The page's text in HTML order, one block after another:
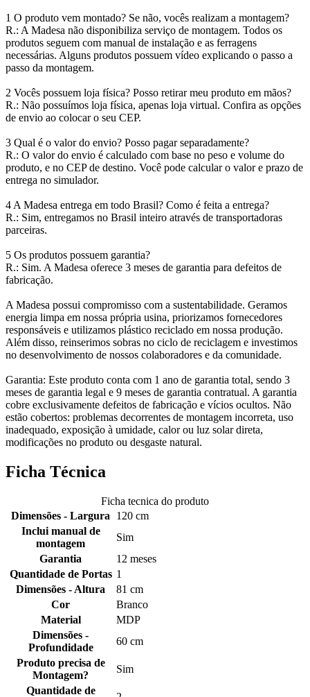
1 O produto vem montado? Se não, vocês realizam a montagem?
R.: A Madesa não disponibiliza serviço de montagem. Todos os
produtos seguem com manual de instalação e as ferragens
necessárias. Alguns produtos possuem vídeo explicando o passo a
passo da montagem.
2 Vocês possuem loja física? Posso retirar meu produto em mãos?
R.: Não possuímos loja física, apenas loja virtual. Confira as opções
de envio ao colocar o seu CEP.
3 Qual é o valor do envio? Posso pagar separadamente?
R.: O valor do envio é calculado com base no peso e volume do
produto, e no CEP de destino. Você pode calcular o valor e prazo de
entrega no simulador.
4 A Madesa entrega em todo Brasil? Como é feita a entrega?
R.: Sim, entregamos no Brasil inteiro através de transportadoras
parceiras.
5 Os produtos possuem garantia?
R.: Sim. A Madesa oferece 3 meses de garantia para defeitos de
fabricação.
A Madesa possui compromisso com a sustentabilidade. Geramos
energia limpa em nossa própria usina, priorizamos fornecedores
responsáveis e utilizamos plástico reciclado em nossa produção.
Além disso, reinserimos sobras no ciclo de reciclagem e investimos
no desenvolvimento de nossos colaboradores e da comunidade.
Garantia: Este produto conta com 1 ano de garantia total, sendo 3
meses de garantia legal e 9 meses de garantia contratual. A garantia
cobre exclusivamente defeitos de fabricação e vícios ocultos. Não
estão cobertos: problemas decorrentes de montagem incorreta, uso
inadequado, exposição à umidade, calor ou luz solar direta,
modificações no produto ou desgaste natural.
Ficha Técnica
Ficha tecnica do produto
Dimensões - Largura
120 cm
Inclui manual de
montagem
Sim
Garantia
12 meses
Quantidade de Portas 1
Dimensões - Altura
81 cm
Cor
Branco
Material
MDP
Dimensões -
Profundidade
60 cm
Produto precisa de
Montagem?
Sim
Quantidade de